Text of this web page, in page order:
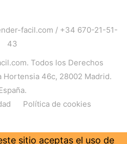
facil.com / +34 670-21-51-
43
. Todos los Derechos
Hortensia 46c, 28002 Madrid.
Política de cookies
sitio aceptas el uso de